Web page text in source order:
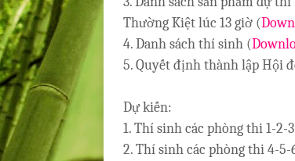
Thường Kiệt lúc 13 giờ (
4. Danh sách thí sinh (
5. Quyết định thành lập Hội
Dự kiến:
1. Thí sinh các phòng thi 1-
2. Thí sinh các phòng thi 4-